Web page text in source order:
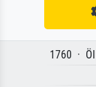
1760 ·